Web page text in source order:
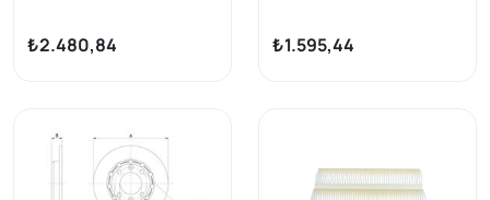
₺2.480,84
Egzoz Basınç Sensörü
₺1.595,44